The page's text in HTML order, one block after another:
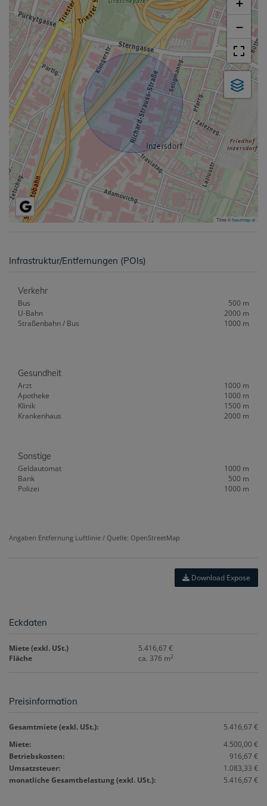
+
−
Tiles ©basemap.at
Infrastruktur/Entfernungen (POIs)
Verkehr
Bus
500 m
U-Bahn
2000 m
Straßenbahn / Bus
1000 m
Gesundheit
Arzt
1000 m
Apotheke
1000 m
Klinik
1500 m
Krankenhaus
2000 m
Sonstige
Geldautomat
1000 m
Bank
500 m
Polizei
1000 m
Angaben Entfernung Luftlinie / Quelle: OpenStreetMap
Download Expose
Eckdaten
Miete (exkl. USt.)
5.416,67 €
Fläche
ca. 376 m2
Preisinformation
Gesamtmiete (exkl. USt.):
5.416,67 €
Miete:
4.500,00 €
Betriebskosten:
916,67 €
Umsatzsteuer:
1.083,33 €
monatliche Gesamtbelastung (exkl. USt.):
5.416,67 €